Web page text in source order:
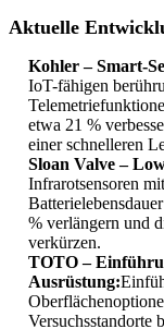
Aktuelle
Kohler – Smart-
IoT-fähigen
etwa 21 %
einer schnelleren
Sloan Valve –
Infrarotsensoren
% verlängern und
verkürzen.
TOTO –
Ausrüstung:
Versuchsstandorte